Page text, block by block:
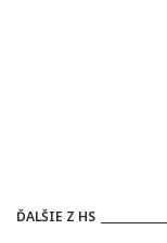
ĎALŠIE Z HS